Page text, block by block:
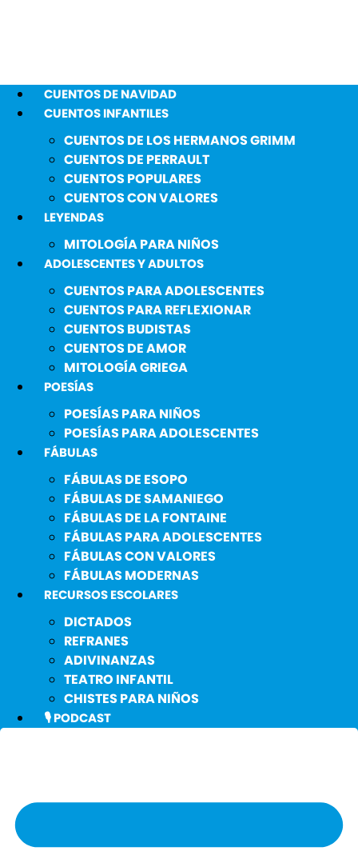
CUENTOS DE NAVIDAD
CUENTOS INFANTILES
CUENTOS DE LOS HERMANOS GRIMM
CUENTOS DE PERRAULT
CUENTOS POPULARES
CUENTOS CON VALORES
LEYENDAS
MITOLOGÍA PARA NIÑOS
ADOLESCENTES Y ADULTOS
CUENTOS PARA ADOLESCENTES
CUENTOS PARA REFLEXIONAR
CUENTOS BUDISTAS
CUENTOS DE AMOR
MITOLOGÍA GRIEGA
POESÍAS
POESÍAS PARA NIÑOS
POESÍAS PARA ADOLESCENTES
FÁBULAS
FÁBULAS DE ESOPO
FÁBULAS DE SAMANIEGO
FÁBULAS DE LA FONTAINE
FÁBULAS PARA ADOLESCENTES
FÁBULAS CON VALORES
FÁBULAS MODERNAS
RECURSOS ESCOLARES
DICTADOS
REFRANES
ADIVINANZAS
TEATRO INFANTIL
CHISTES PARA NIÑOS
🎙️ PODCAST